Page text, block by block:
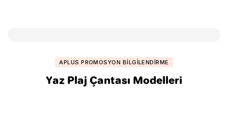
APLUS PROMOSYON BILGILENDIRME
Yaz Plaj Çantası Modelleri